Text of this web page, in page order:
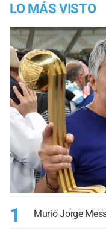
LO MÁS VISTO
1 Murió Jorge